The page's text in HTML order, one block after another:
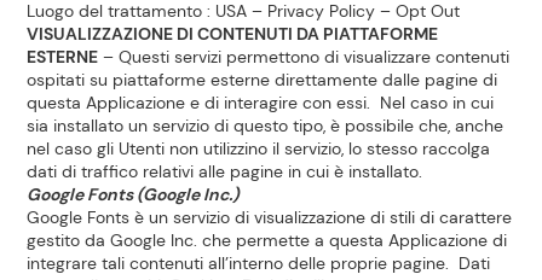
Luogo del trattamento : USA – Privacy Policy –Opt Out
VISUALIZZAZIONE DI CONTENUTI DA PIATTAFORME
ESTERNE – Questi servizi permettono di visualizzare contenuti
ospitati su piattaforme esterne direttamente dalle pagine di
questa Applicazione e di interagire con essi. Nel caso in cui
sia installato un servizio di questo tipo, è possibile che, anche
nel caso gli Utenti non utilizzino il servizio, lo stesso raccolga
dati di traffico relativi alle pagine in cui è installato.
Google Fonts (Google Inc.)
Google Fonts è un servizio di visualizzazione di stili di carattere
gestito da Google Inc. che permette a questa Applicazione di
integrare tali contenuti all’interno delle proprie pagine. Dati